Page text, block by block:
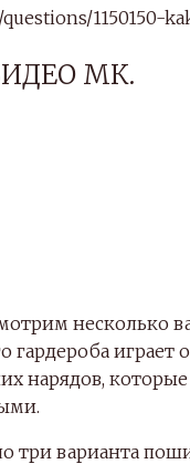
1150150-
МК.
несколько
гардероба
нарядов,
три варианта